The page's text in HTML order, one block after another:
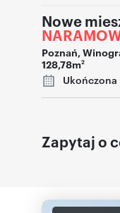
Nowe
Poznań,
128,78m2
Ukończona
Zapytaj o